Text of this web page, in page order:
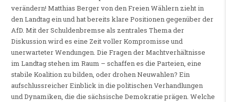
verändern! Matthias Berger von den Freien Wählern zieht in
den Landtag ein und hat bereits klare Positionen gegenüber der
AfD. Mit der Schuldenbremse als zentrales Thema der
Diskussion wird es eine Zeit voller Kompromisse und
unerwarteter Wendungen. Die Fragen der Machtverhältnisse
im Landtag stehen im Raum – schaffen es die Parteien, eine
stabile Koalition zu bilden, oder drohen Neuwahlen? Ein
aufschlussreicher Einblick in die politischen Verhandlungen
und Dynamiken, die die sächsische Demokratie prägen. Welche